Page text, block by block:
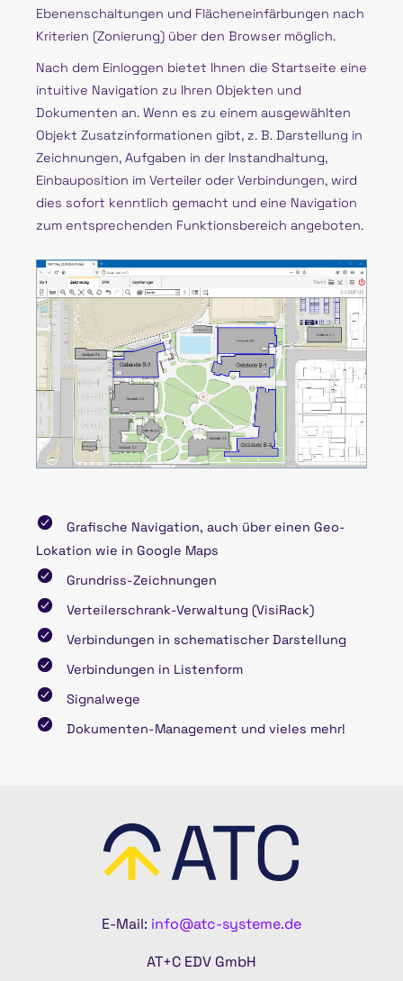
Ebenenschaltungen und Flächeneinfärbungen nach
Kriterien (Zonierung) über den Browser möglich.
Nach dem Einloggen bietet Ihnen die Startseite eine
intuitive Navigation zu Ihren Objekten und
Dokumenten an. Wenn es zu einem ausgewählten
Objekt Zusatzinformationen gibt, z. B. Darstellung in
Zeichnungen, Aufgaben in der Instandhaltung,
Einbauposition im Verteiler oder Verbindungen, wird
dies sofort kenntlich gemacht und eine Navigation
zum entsprechenden Funktionsbereich angeboten.
Grafische Navigation, auch über einen Geo-
Lokation wie in Google Maps
Grundriss-Zeichnungen
Verteilerschrank-Verwaltung (VisiRack)
Verbindungen in schematischer Darstellung
Verbindungen in Listenform
Signalwege
Dokumenten-Management und vieles mehr!
E-Mail: info@atc-systeme.de
AT+C EDV GmbH